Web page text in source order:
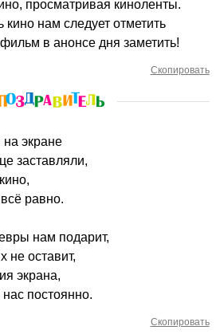
просматривая киноленты.
нам следует отметить
в анонсе дня заметить!
Скопировать
на экране
заставляли,
равно.
нам подарит,
не оставит,
экрана,
постоянно.
Скопировать